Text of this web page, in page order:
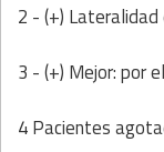
2 - (+) Lateralidad
3 - (+) Mejor: por
4 Pacientes